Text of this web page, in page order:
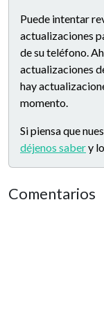
Puede intentar
actualizaciones
de su teléfono.
actualizaciones
hay
momento.
Si piensa que
déjenos sabery
Comentarios